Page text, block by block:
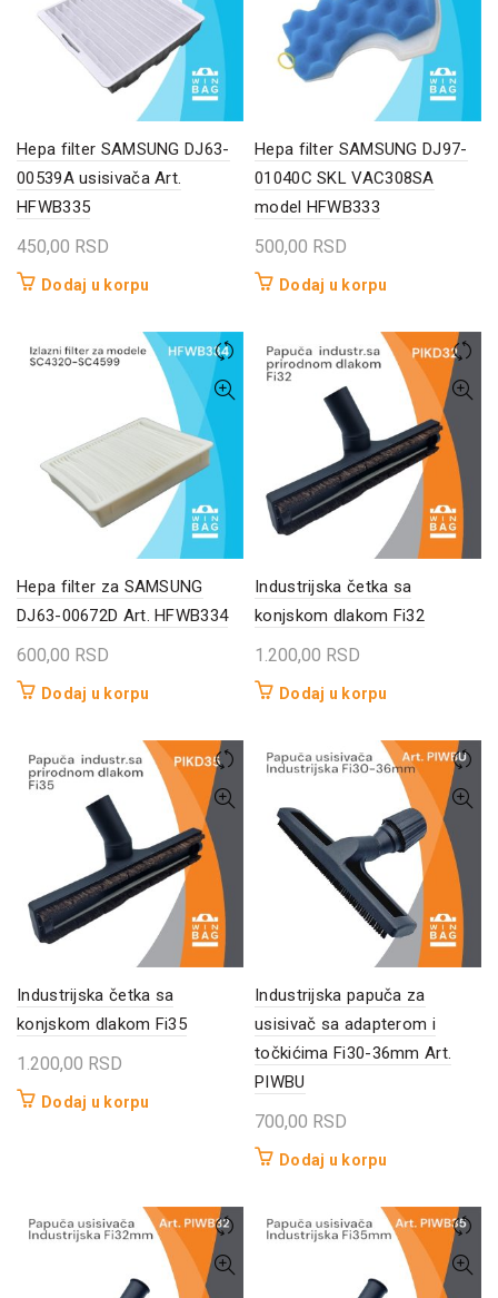
Hepa filter SAMSUNG DJ63-
00539A usisivača Art.
HFWB335
450,00 RSD
Dodaj u korpu
Hepa filter SAMSUNG DJ97-
01040C SKL VAC308SA
model HFWB333
500,00 RSD
Dodaj u korpu
Hepa filter za SAMSUNG
DJ63-00672D Art. HFWB334
600,00 RSD
Dodaj u korpu
Industrijska četka sa
konjskom dlakom Fi32
1.200,00 RSD
Dodaj u korpu
Industrijska četka sa
konjskom dlakom Fi35
1.200,00 RSD
Dodaj u korpu
Industrijska papuča za
usisivač sa adapterom i
točkićima Fi30-36mm Art.
PIWBU
700,00 RSD
Dodaj u korpu